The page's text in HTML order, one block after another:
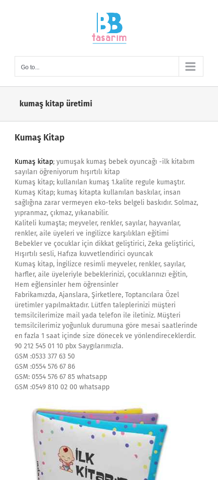
Go to...
kumaş kitap üretimi
Kumaş Kitap
Kumaş kitap; yumuşak kumaş bebek oyuncağı -ilk kitabım
sayıları öğreniyorum hışırtılı kitap
Kumaş kitap; kullanılan kumaş 1.kalite regule kumaştır.
Kumaş Kitap; kumaş kitapta kullanılan baskılar, insan
sağlığına zarar vermeyen eko-teks belgeli baskıdır. Solmaz,
yıpranmaz, çıkmaz, yıkanabilir.
Kaliteli kumaşta; meyveler, renkler, sayılar, hayvanlar,
renkler, aile üyeleri ve ingilizce karşılıkları eğitimi
Bebekler ve çocuklar için dikkat geliştirici, Zeka geliştirici,
Hışırtılı sesli, Hafıza kuvvetlendirici oyuncak
Kumaş kitap, İngilizce resimli meyveler, renkler, sayılar,
harfler, aile üyeleriyle bebeklerinizi, çocuklarınızı eğitin,
Hem eğlensinler hem öğrensinler
Fabrikamızda, Ajanslara, Şirketlere, Toptancılara Özel
üretimler yapılmaktadır. Lütfen taleplerinizi müşteri
temsilcilerimize mail yada telefon ile iletiniz. Müşteri
temsilcilerimiz yoğunluk durumuna göre mesai saatlerinde
en fazla 1 saat içinde size dönecek ve yönlendireceklerdir.
90 212 545 01 10 pbx Saygılarımızla.
GSM :0533 377 63 50
GSM :0554 576 67 86
GSM: 0554 576 67 85 whatsapp
GSM :0549 810 02 00 whatsapp